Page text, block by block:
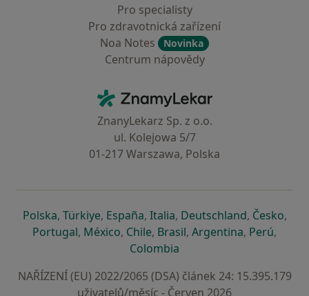
Pro specialisty
Pro zdravotnická zařízení
Noa Notes
Novinka
Centrum nápovědy
ZnamyLekar - Hlavní stránka
ZnanyLekarz Sp. z o.o.
ul. Kolejowa 5/7
01-217 Warszawa, Polska
Polskase otevře v nové záložce
, Türkiyese otevře v nové záložce
, Españase otevře v nové záložce
, Italiase otevře v nové záložce
, Deutschlandse otevře v
, Českose
,
Portugalse otevře v nové záložce
, Méxicose otevře v nové záložce
, Chilese otevře v nové záložce
, Brasilse otevře v nové
, Argentinase otevře v
, Perúse
,
Colombia
NAŘÍZENÍ (EU) 2022/2065 (DSA) článek 24: 15.395.179
uživatelů/měsíc - Červen 2026